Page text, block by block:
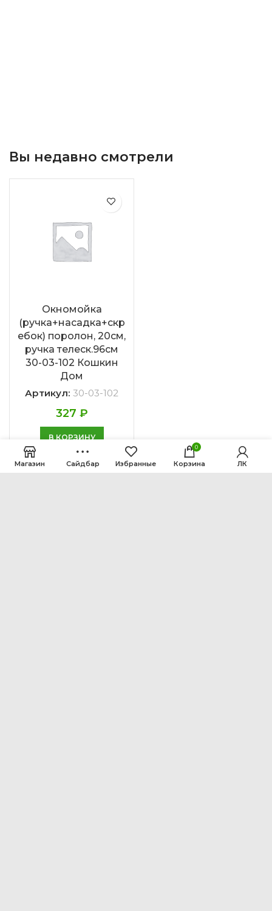
Вы недавно смотрели
Окномойка
(ручка+насадка+скр
ебок) поролон, 20см,
ручка телеск.96см
30-03-102 Кошкин
Дом
Артикул: 30-03-102
327 ₽
В КОРЗИНУ
Магазин Сайдбар Избранные
0
Корзина ЛК